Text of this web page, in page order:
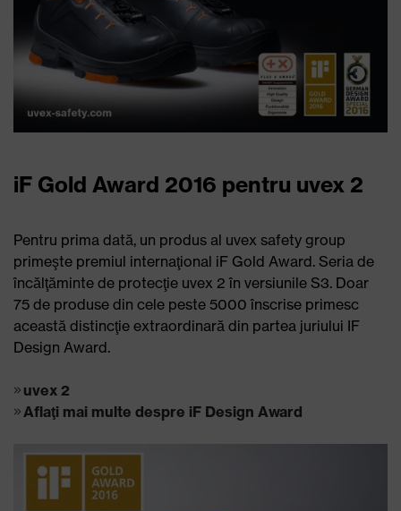
iF Gold Award 2016 pentru uvex 2
Pentru prima dată, un produs al uvex safety group
primeşte premiul internaţional iF Gold Award. Seria de
încălţăminte de protecţie uvex 2 în versiunile S3. Doar
75 de produse din cele peste 5000 înscrise primesc
această distincţie extraordinară din partea juriului IF
Design Award.
uvex 2
Aflaţi mai multe despre iF Design Award